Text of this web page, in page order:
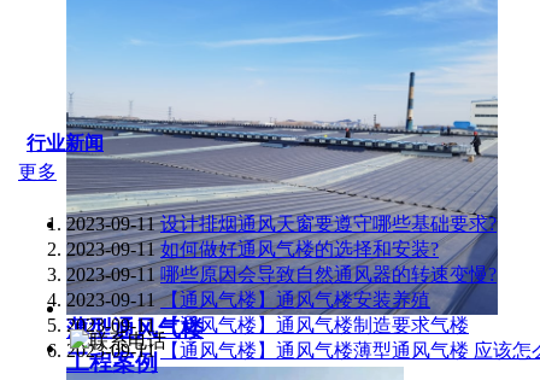
薄型通风气楼
工程案例
行业新闻
更多
2023-09-11 设计排烟通风天窗要遵守哪些基础要求?
2023-09-11 如何做好通风气楼的选择和安装?
2023-09-11 哪些原因会导致自然通风器的转速变慢?
2023-09-11 【通风气楼】通风气楼安装养殖
2023-09-11 【通风气楼】通风气楼制造要求气楼
2023-09-11 【通风气楼】通风气楼薄型通风气楼 应该怎